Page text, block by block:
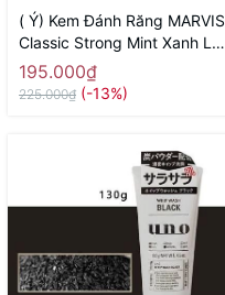
( Ý) Kem Đánh Răng MARVIS
Classic Strong Mint Xanh Lá
( Vị Bạc Hà Thơm Mát)
195.000₫
225.000₫ (-13%)